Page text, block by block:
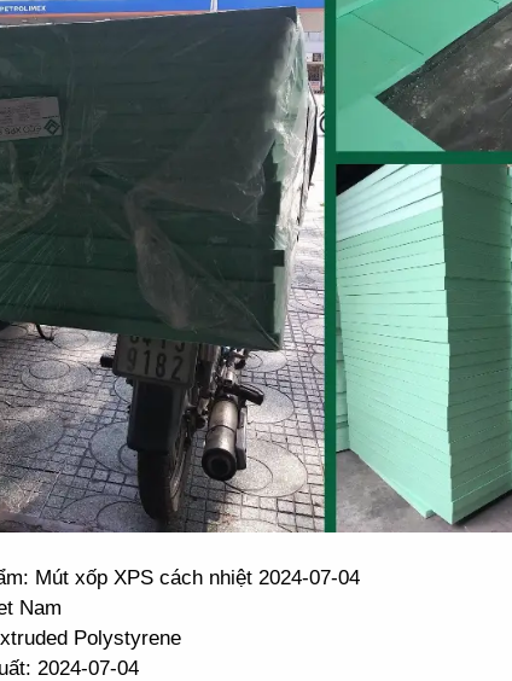
Mút xốp XPS cách nhiệt 2024-07-04
Nam
Polystyrene
2024-07-04